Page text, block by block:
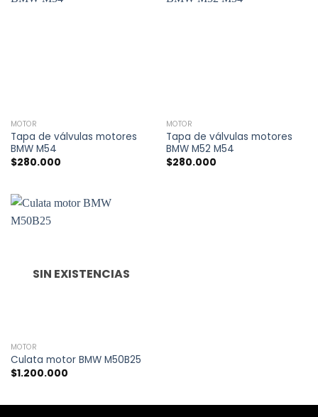
MOTOR
Tapa de válvulas motores
BMW M54
$280.000
MOTOR
Tapa de válvulas motores
BMW M52 M54
$280.000
SIN EXISTENCIAS
MOTOR
Culata motor BMW M50B25
$1.200.000